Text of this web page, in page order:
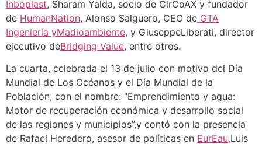
Inboplast, Sharam Yalda, socio de CirCoAX y fundador
de HumanNation, Alonso Salguero, CEO de GTA
Ingeniería yMadioambiente, y GiuseppeLiberati, director
ejecutivo deBridging Value, entre otros.
La cuarta, celebrada el 13 de julio con motivo del Día
Mundial de Los Océanos y el Día Mundial de la
Población, con el nombre: “Emprendimiento y agua:
Motor de recuperación económica y desarrollo social
de las regiones y municipios”,y contó con la presencia
de Rafael Heredero, asesor de políticas en EurEau,Luis